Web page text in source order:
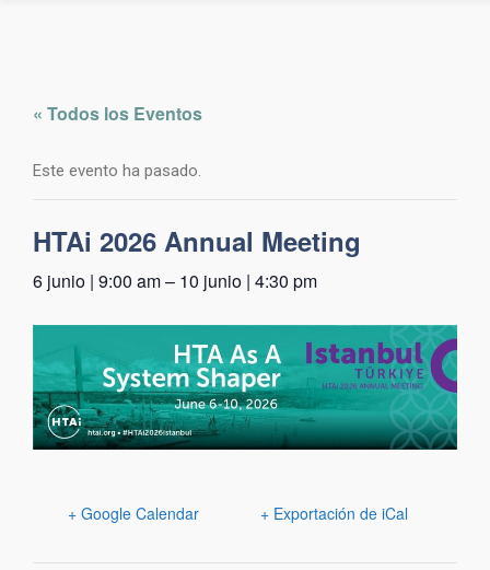
« Todos los Eventos
Este evento ha pasado.
HTAi 2026 Annual Meeting
6 junio | 9:00 am– 10 junio | 4:30 pm
+ Google Calendar + Exportación de iCal